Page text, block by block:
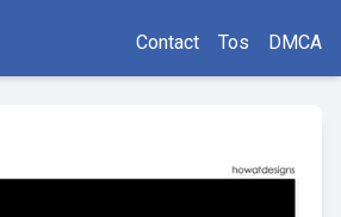
Contact Tos DMCA